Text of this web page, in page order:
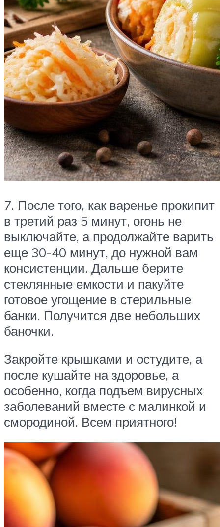
7. После того, как варенье прокипит
в третий раз 5 минут, огонь не
выключайте, а продолжайте варить
еще 30-40 минут, до нужной вам
консистенции. Дальше берите
стеклянные емкости и пакуйте
готовое угощение в стерильные
банки. Получится две небольших
баночки.
Закройте крышками и остудите, а
после кушайте на здоровье, а
особенно, когда подъем вирусных
заболеваний вместе с малинкой и
смородиной. Всем приятного!